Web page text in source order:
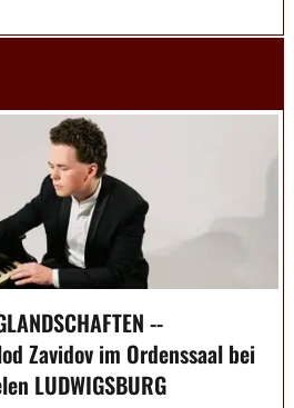
--
Zavidov im Ordenssaal bei
LUDWIGSBURG